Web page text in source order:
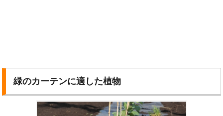
緑のカーテンに適した植物